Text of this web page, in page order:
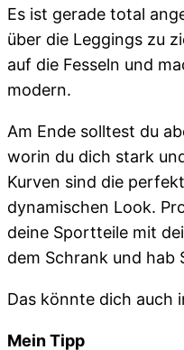
Es ist gerade total
über die Leggings zu
auf die Fesseln und
modern.
Am Ende solltest du
worin du dich stark
Kurven sind die
dynamischen Look.
deine Sportteile mit
dem Schrank und hab
Das könnte dich auch
Mein Tipp